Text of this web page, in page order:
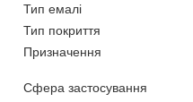
Тип емалі
Тип покриття
Призначення
Сфера застосування